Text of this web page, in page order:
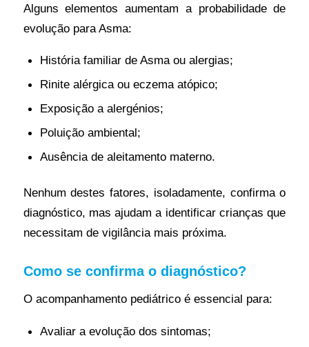
Alguns elementos aumentam a probabilidade de
evolução para Asma:
História familiar de Asma ou alergias;
Rinite alérgica ou eczema atópico;
Exposição a alergénios;
Poluição ambiental;
Ausência de aleitamento materno.
Nenhum destes fatores, isoladamente, confirma o
diagnóstico, mas ajudam a identificar crianças que
necessitam de vigilância mais próxima.
Como se confirma o diagnóstico?
O acompanhamento pediátrico é essencial para:
Avaliar a evolução dos sintomas;